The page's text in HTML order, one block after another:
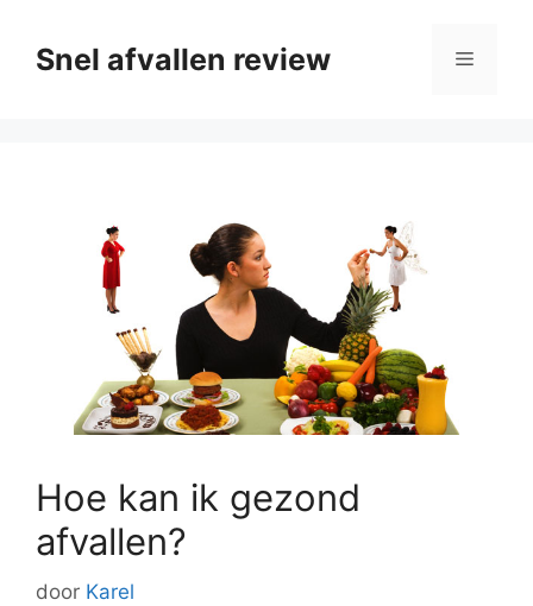
naarSnel afvallen review Menu
Hoe kan ik gezond
afvallen?
door Karel